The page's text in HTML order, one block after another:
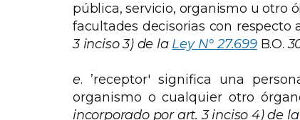
pública, servicio, organismo u otro
facultades decisorias con respecto
3 inciso 3) de la Ley N° 27.699B.O.
e. ’receptor' significa una
organismo o cualquier otro
incorporado por art. 3 inciso 4) de la